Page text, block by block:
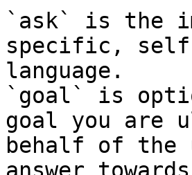
`ask` is the
specific,
language.
`goal` is
goal you are
behalf of